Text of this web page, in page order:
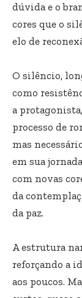
dúvida e o
cores que o
elo de
O silêncio,
como
a
processo de
mas
em sua
com novas
da
da paz.
A estrutura
reforçando a
aos poucos.